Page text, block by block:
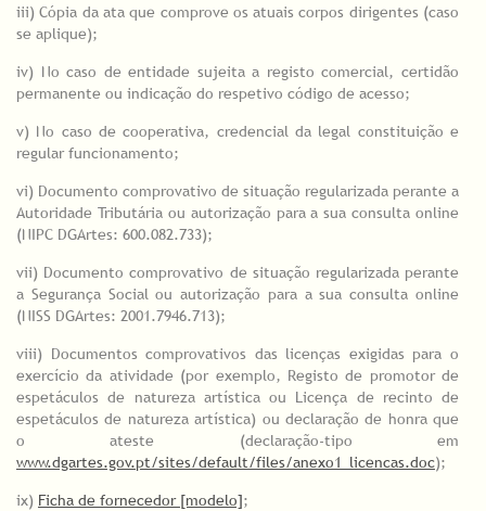
iii) Cópia da ata que comprove os atuais corpos dirigentes (caso
se aplique);
iv) No caso de entidade sujeita a registo comercial, certidão
permanente ou indicação do respetivo código de acesso;
v) No caso de cooperativa, credencial da legal constituição e
regular funcionamento;
vi) Documento comprovativo de situação regularizada perante a
Autoridade Tributária ou autorização para a sua consulta online
(NIPC DGArtes: 600.082.733);
vii) Documento comprovativo de situação regularizada perante
a Segurança Social ou autorização para a sua consulta online
(NISS DGArtes: 2001.7946.713);
viii) Documentos comprovativos das licenças exigidas para o
exercício da atividade (por exemplo, Registo de promotor de
espetáculos de natureza artística ou Licença de recinto de
espetáculos de natureza artística) ou declaração de honra que
o ateste (declaração-tipo em
www.dgartes.gov.pt/sites/default/files/anexo1_licencas.doc);
ix) Ficha de fornecedor [modelo];